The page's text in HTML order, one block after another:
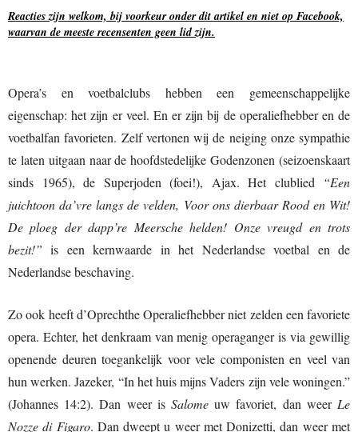
Reacties zijn welkom, bij voorkeur onder dit artikel en niet op Facebook,
waarvan de meeste recensenten geen lid zijn.
Opera’s en voetbalclubs hebben een gemeenschappelijke
eigenschap: het zijn er veel. En er zijn bij de operaliefhebber en de
voetbalfan favorieten. Zelf vertonen wij de neiging onze sympathie
te laten uitgaan naar de hoofdstedelijke Godenzonen (seizoenskaart
sinds 1965), de Superjoden (foei!), Ajax. Het clublied “Een
juichtoon da’vre langs de velden, Voor ons dierbaar Rood en Wit!
De ploeg der dapp’re Meersche helden! Onze vreugd en trots
bezit!” is een kernwaarde in het Nederlandse voetbal en de
Nederlandse beschaving.
Zo ook heeft d’Oprechthe Operaliefhebber niet zelden een favoriete
opera. Echter, het denkraam van menig operaganger is via gewillig
openende deuren toegankelijk voor vele componisten en veel van
hun werken. Jazeker, “In het huis mijns Vaders zijn vele woningen.”
(Johannes 14:2). Dan weer is Salome uw favoriet, dan weer Le
Nozze di Figaro. Dan dweept u weer met Donizetti, dan weer met